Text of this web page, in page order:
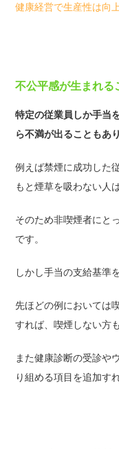
健康経営で生産性は向
不公平感が生まれる
特定の従業員しか手当
ら不満が出ることもあ
例えば禁煙に成功した
もと煙草を吸わない人
そのため非喫煙者にと
です。
しかし手当の支給基準
先ほどの例においては
すれば、喫煙しない方
また健康診断の受診や
り組める項目を追加す